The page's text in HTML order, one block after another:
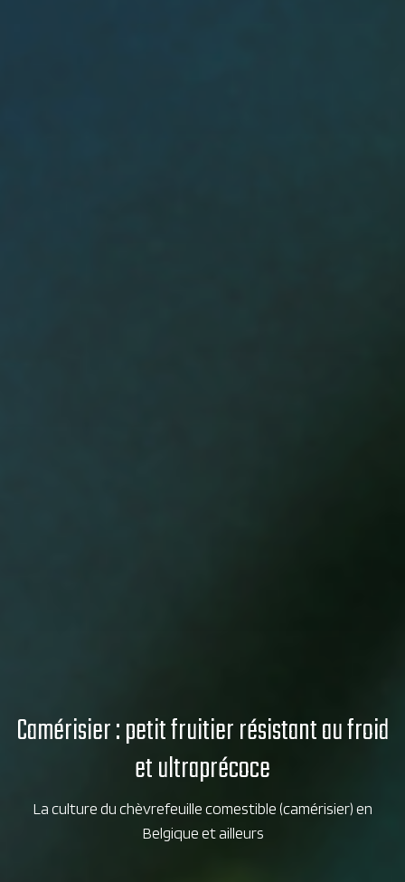
Camérisier : petit fruitier résistant au froid
et ultraprécoce
La culture du chèvrefeuille comestible (camérisier) en
Belgique et ailleurs